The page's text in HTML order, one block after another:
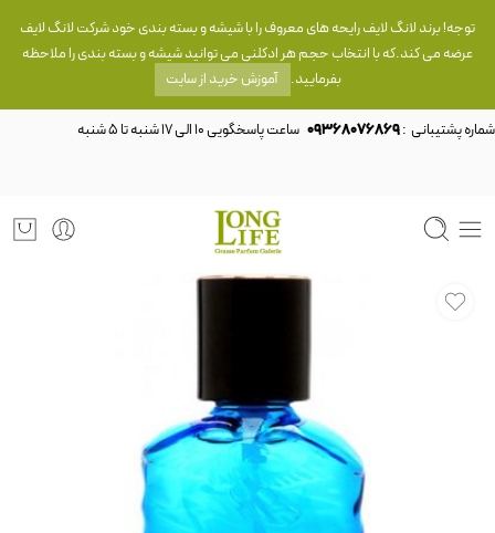
توجه! برند لانگ لایف رایحه های معروف را با شیشه و بسته بندی خود شرکت لانگ لایف
عرضه می کند.که با انتخاب حجم هر ادکلنی می توانید شیشه و بسته بندی را ملاحظه
بفرمایید. آموزش خرید از سایت
شماره پشتیبانی :09368076869